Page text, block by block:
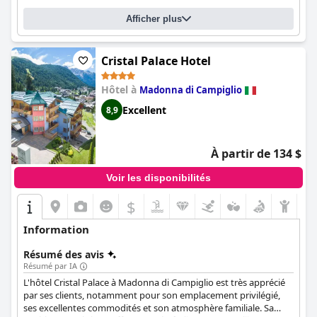
Afficher plus
Cristal Palace Hotel
Hôtel à Madonna di Campiglio
8,9 Excellent
À partir de 134 $
Voir les disponibilités
$
Information
Résumé des avis
Résumé par IA
L'hôtel Cristal Palace à Madonna di Campiglio est très apprécié
par ses clients, notamment pour son emplacement privilégié,
ses excellentes commodités et son atmosphère familiale. Sa